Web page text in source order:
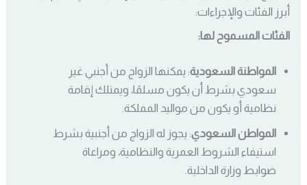
أبرز الفئات والإجراءات:
الفئات المسموح لها:
المواطنة السعودية: يمكنها الزواج من أجنبي غير
سعودي بشرط أن يكون مسلمًا، ويمتلك إقامة
نظامية أو يكون من مواليد المملكة.
المواطن السعودي: يجوز له الزواج من أجنبية بشرط
استيفاء الشروط العمرية والنظامية، ومراعاة
ضوابط وزارة الداخلية.